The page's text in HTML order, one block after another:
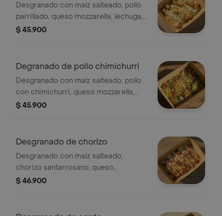
Desgranado con maíz salteado, pollo
parrillado, queso mozzarella, lechuga,
papa ripio y salsa verde.
$ 45.900
Degranado de pollo chimichurri
Desgranado con maíz salteado, pollo
con chimichurri, queso mozzarella,
lechuga, papa ripio y alioli.
$ 45.900
Desgranado de chorizo
Desgranado con maíz salteado,
chorizo santarrosano, queso
mozzarella, lechuga, papa ripio y salsa
$ 46.900